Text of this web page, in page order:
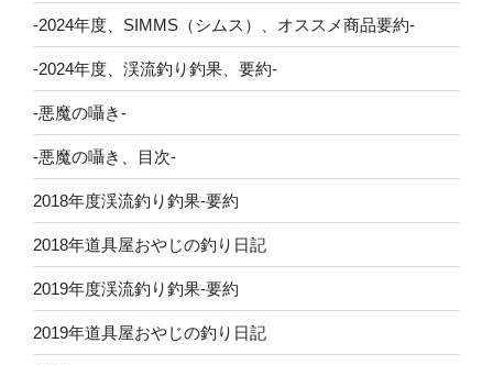
-2024年度、SIMMS（シムス）、オススメ商品要約-
-2024年度、渓流釣り釣果、要約-
-悪魔の囁き-
-悪魔の囁き、目次-
2018年度渓流釣り釣果-要約
2018年道具屋おやじの釣り日記
2019年度渓流釣り釣果-要約
2019年道具屋おやじの釣り日記